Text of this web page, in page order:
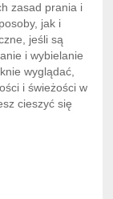
zasad prania i
jak i
jeśli są
i wybielanie
wyglądać,
i świeżości w
cieszyć się